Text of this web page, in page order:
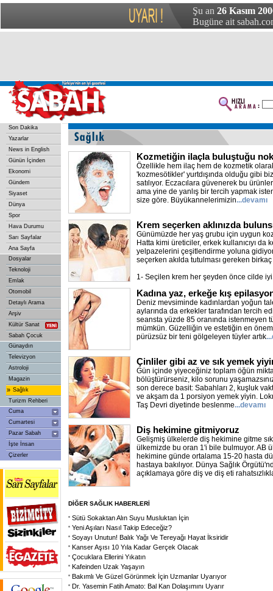
Şu an 26 Kasım
Bugüne ait
Son Dakika
Yazarlar
News in English
Günün İçinden
Ekonomi
Gündem
Siyaset
Dünya
Spor
Hava Durumu
Sarı Sayfalar
Ana Sayfa
Dosyalar
Teknoloji
Emlak
Otomobil
Detaylı Arama
Arşiv
Kültür Sanat
Sabah Çocuk
Günaydın
Televizyon
Astroloji
Magazin
» Sağlık
Turizm Rehberi
Cuma
Cumartesi
Pazar Sabah
İşte İnsan
Çizerler
Kozmetiğin ilaçla buluştuğu
Özellikle hem ilaç hem de kozmetik
'kozmesötikler' yurtdışında olduğu gibi
satılıyor. Eczacılara güvenerek bu
ama yine de yanlış bir tercih yapmak
size göre. Büyükannelerimizin...devamı
Krem seçerken aklınızda
Günümüzde her yaş grubu için uygun
Hatta kimi üreticiler, erkek kullanıcıyı da
yelpazelerini çeşitlendirme yoluna
seçerken akılda tutulması gereken
1- Seçilen krem her şeyden önce cilde iyi
Kadına yaz, erkeğe kış
Deniz mevsiminde kadınlardan yoğun
aylarında da erkekler tarafından tercih
seansta yüzde 85 oranında istenmeyen
mümkün. Güzelliğin ve estetiğin en
pürüzsüz bir teni gölgeleyen tüyler artık
Çinliler gibi az ve sık yemek
Gün içinde yiyeceğiniz toplam öğün
bölüştürürseniz, kilo sorunu
son derece basit: Sabahları 2, kuşluk
ve akşam da 1 porsiyon yemek yiyin.
Taş Devri diyetinde beslenme...devamı
Diş hekimine gitmiyoruz
Gelişmiş ülkelerde diş hekimine gitme
ülkemizde bu oran 1'i bile bulmuyor. AB
hekimine günde ortalama 15-20 hasta
hastaya bakılıyor. Dünya Sağlık
açıklamaya göre diş ve diş eti
DİĞER SAĞLIK HABERLERİ
Sütü Sokaktan Alın Suyu Musluktan İçin
Yeni Aşıları Nasıl Takip Edeceğiz?
Soyayı Unutun! Balık Yağı Ve Tereyağı Hayat İksiridir
Kanser Aşısı 10 Yıla Kadar Gerçek Olacak
Çocuklara Ellerini Yıkatın
Kafeinden Uzak Yaşayın
Bakımlı Ve Güzel Görünmek İçin Uzmanlar Uyarıyor
Dr. Yasemin Fatih Amato: Bal Kan Dolaşımını Uyarır